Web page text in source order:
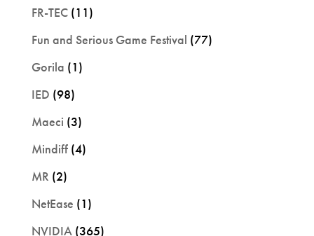
FR-TEC(11)
Fun and Serious Game Festival (77)
Gorila (1)
IED (98)
Maeci (3)
Mindiff(4)
MR (2)
NetEase (1)
NVIDIA(365)